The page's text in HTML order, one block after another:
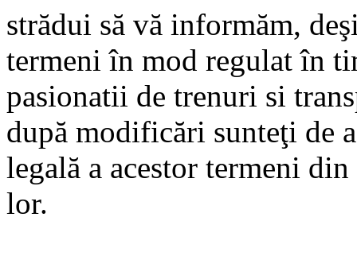
strădui să vă informăm,
termeni în mod regulat în
pasionatii de trenuri si
după modificări sunteţi de
legală a acestor termeni
lor.